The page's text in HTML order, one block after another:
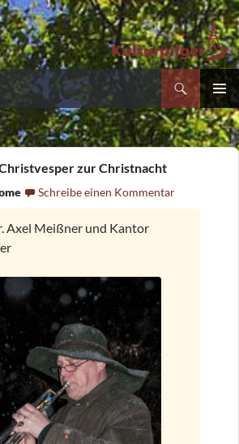
Kleinliebenau e.V.
MENÜ
zur Christnacht
Schreibe einen Kommentar
Axel Meißner und Kantor